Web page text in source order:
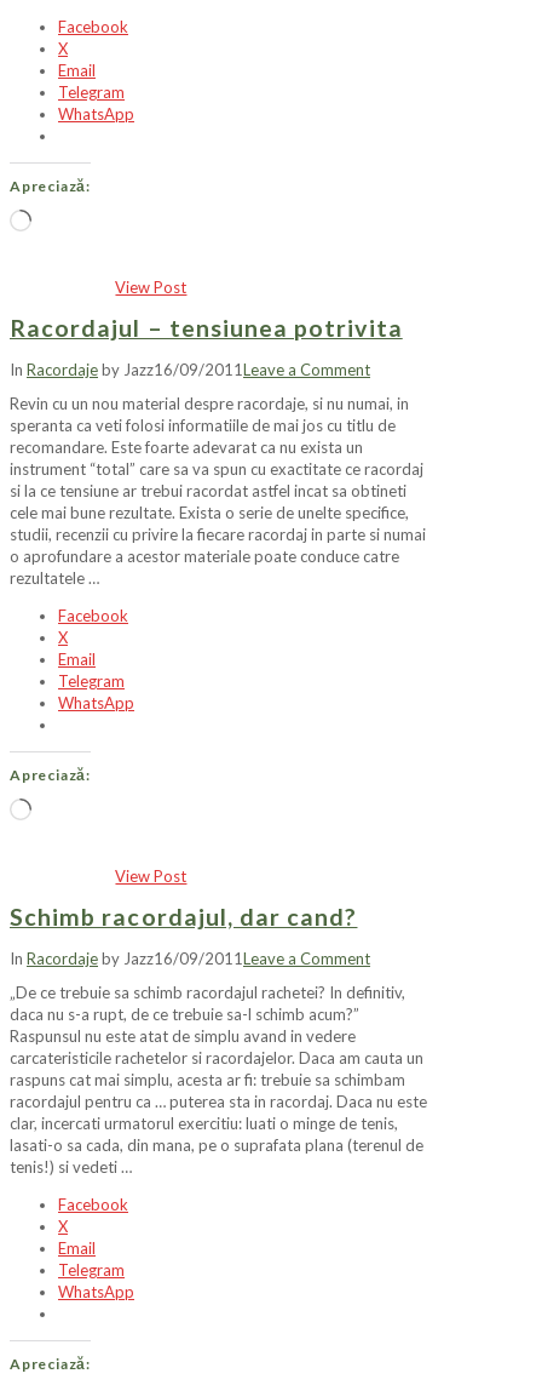
Facebook
X
Email
Telegram
WhatsApp
Apreciază:
Încarc...
View Post
Racordajul – tensiunea potrivita
In Racordajeby Jazz16/09/2011Leave a Comment
Revin cu un nou material despre racordaje, si nu numai, in
speranta ca veti folosi informatiile de mai jos cu titlu de
recomandare. Este foarte adevarat ca nu exista un
instrument “total” care sa va spun cu exactitate ce racordaj
si la ce tensiune ar trebui racordat astfel incat sa obtineti
cele mai bune rezultate. Exista o serie de unelte specifice,
studii, recenzii cu privire la fiecare racordaj in parte si numai
o aprofundare a acestor materiale poate conduce catre
rezultatele …
Facebook
X
Email
Telegram
WhatsApp
Apreciază:
Încarc...
View Post
Schimb racordajul, dar cand?
In Racordajeby Jazz16/09/2011Leave a Comment
„De ce trebuie sa schimb racordajul rachetei? In definitiv,
daca nu s-a rupt, de ce trebuie sa-l schimb acum?”
Raspunsul nu este atat de simplu avand in vedere
carcateristicile rachetelor si racordajelor. Daca am cauta un
raspuns cat mai simplu, acesta ar fi: trebuie sa schimbam
racordajul pentru ca … puterea sta in racordaj. Daca nu este
clar, incercati urmatorul exercitiu: luati o minge de tenis,
lasati-o sa cada, din mana, pe o suprafata plana (terenul de
tenis!) si vedeti …
Facebook
X
Email
Telegram
WhatsApp
Apreciază: